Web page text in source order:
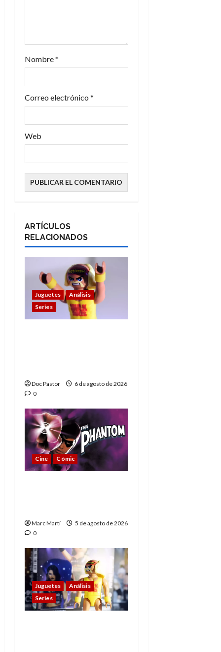
r
a
d
a
s
Nombre*
Correo electrónico *
Web
ARTÍCULOS
RELACIONADOS
Juguetes
Análisis
Series
Doc Pastor
6 de agosto de 2026
0
Cine Cómic
Marc Martí
5 de agosto de 2026
0
Juguetes
Análisis
Series